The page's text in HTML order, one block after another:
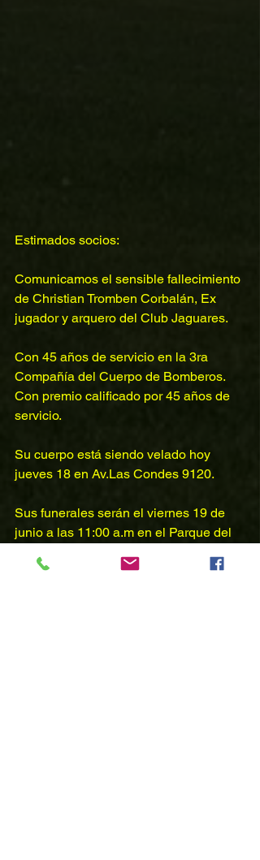
Estimados socios:
Comunicamos el sensible fallecimiento
de Christian Tromben Corbalán, Ex
jugador y arquero del Club Jaguares.
Con 45 años de servicio en la 3ra
Compañía del Cuerpo de Bomberos.
Con premio calificado por 45 años de
servicio.
Su cuerpo está siendo velado hoy
jueves 18 en Av.Las Condes 9120.
Sus funerales serán el viernes 19 de
junio a las 11:00 a.m en el Parque del